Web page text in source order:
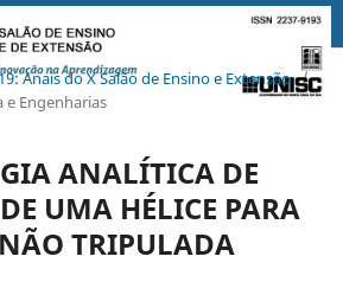
Anais do X Salão de Ensino e Extensão /
e Engenharias
ANALÍTICA DE
UMA HÉLICE PARA
TRIPULADA